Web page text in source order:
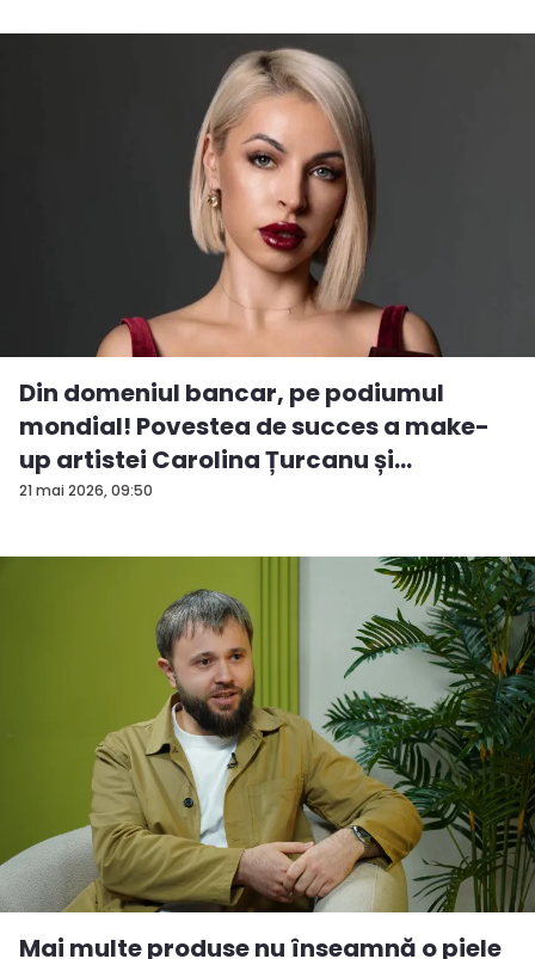
21 mai 2026, 09:50
Din domeniul bancar, pe podiumul
mondial! Povestea de succes a make-
up artistei Carolina Țurcanu și
tendințe...
Mai multe produse nu înseamnă o piele